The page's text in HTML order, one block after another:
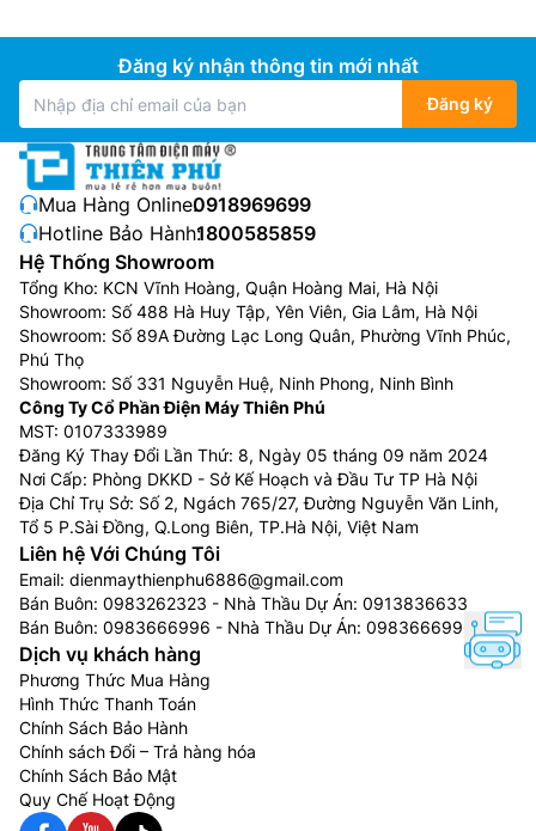
Đăng ký nhận thông tin mới nhất
Đăng ký
Mua Hàng Online:0918969699
Hotline Bảo Hành:1800585859
Hệ Thống Showroom
Tổng Kho: KCN Vĩnh Hoàng, Quận Hoàng Mai, Hà Nội
Showroom: Số 488 Hà Huy Tập, Yên Viên, Gia Lâm, Hà Nội
Showroom: Số 89A Đường Lạc Long Quân, Phường Vĩnh Phúc,
Phú Thọ
Showroom: Số 331 Nguyễn Huệ, Ninh Phong, Ninh Bình
Công Ty Cổ Phần Điện Máy Thiên Phú
MST: 0107333989
Đăng Ký Thay Đổi Lần Thứ: 8, Ngày 05 tháng 09 năm 2024
Nơi Cấp: Phòng DKKD - Sở Kế Hoạch và Đầu Tư TP Hà Nội
Địa Chỉ Trụ Sở: Số 2, Ngách 765/27, Đường Nguyễn Văn Linh,
Tổ 5 P.Sài Đồng, Q.Long Biên, TP.Hà Nội, Việt Nam
Liên hệ Với Chúng Tôi
Email: dienmaythienphu6886@gmail.com
Bán Buôn: 0983262323 - Nhà Thầu Dự Án: 0913836633
Bán Buôn: 0983666996 - Nhà Thầu Dự Án: 0983666996
Dịch vụ khách hàng
Phương Thức Mua Hàng
Hình Thức Thanh Toán
Chính Sách Bảo Hành
Chính sách Đổi – Trả hàng hóa
Chính Sách Bảo Mật
Quy Chế Hoạt Động